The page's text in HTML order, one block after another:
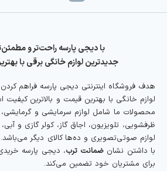
با دیجی پارسه راحت‌تر و
جدیدترین لوازم خانگی برقی با
هدف فروشگاه اینترنتی دیجی پارسه فراهم کردن
لوازم خانگی با بهترین قیمت و بالاترین کیفیت
محصولات ما شامل لوازم سرمایشی و
ظرفشویی، تلویزیون، اجاق گاز، کولر گازی و
لوازم صوتی‌تصویری و ده‌ها کالای دیگر می‌باشد.
با داشتن نشان ضمانت ترب، دیجی پارسه
برای مشتریان خود تضمین می‌کند.